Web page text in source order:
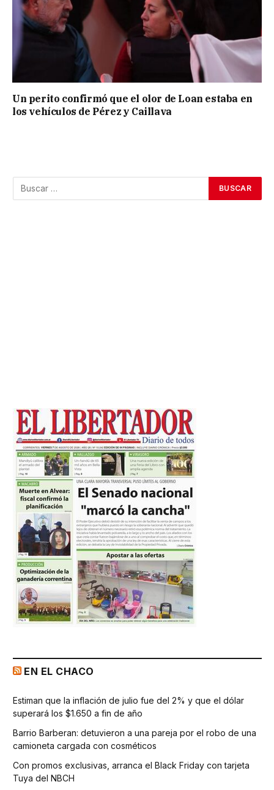
Un perito confirmó que el olor de Loan estaba en
los vehículos de Pérez y Caillava
EN EL CHACO
Estiman que la inflación de julio fue del 2% y que el dólar
superará los $1.650 a fin de año
Barrio Barberan: detuvieron a una pareja por el robo de una
camioneta cargada con cosméticos
Con promos exclusivas, arranca el Black Friday con tarjeta
Tuya del NBCH